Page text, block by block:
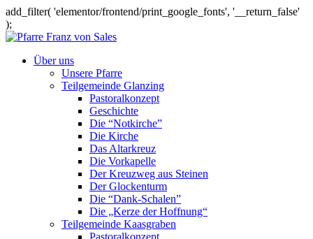
add_filter( 'elementor/frontend/print_google_fonts', '__return_false'
);
Über uns
Unsere Pfarre
Teilgemeinde Glanzing
Pastoralkonzept
Geschichte
Die “Notkirche”
Die Kirche
Das Altarkreuz
Die Vorkapelle
Der Kreuzweg aus Steinen
Der Glockenturm
Die “Dank-Schalen”
Die „Kerze der Hoffnung“
Teilgemeinde Kaasgraben
Pastoralkonzept